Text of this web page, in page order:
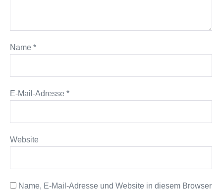
Name *
E-Mail-Adresse *
Website
Name, E-Mail-Adresse und Website in diesem Browser